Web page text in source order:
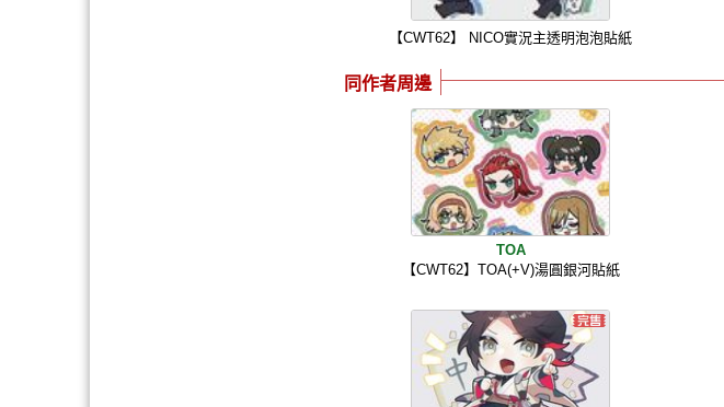
【CWT62】 NICO實況主透明泡泡貼紙
同作者周邊
TOA
【CWT62】TOA(+V)湯圓銀河貼紙